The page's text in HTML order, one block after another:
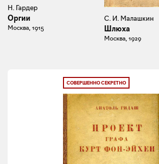
Н. Гардер
Оргии
Москва, 1915
С. И. Малашкин
Шлюха
Москва, 1929
СОВЕРШЕННО СЕКРЕТНО